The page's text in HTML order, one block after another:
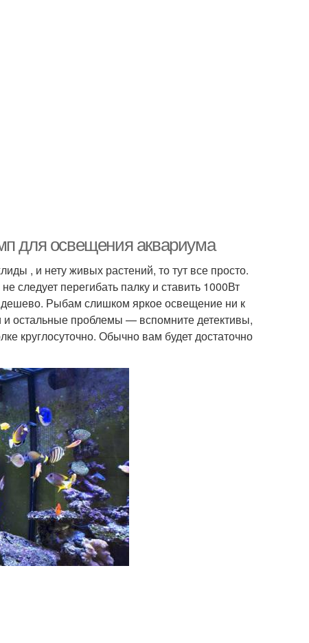
для освещения аквариума
, и нету живых растений, то тут все просто.
следует перегибать палку и ставить 1000Вт
дешево. Рыбам слишком яркое освещение ни к
и остальные проблемы — вспомните детективы,
круглосуточно. Обычно вам будет достаточно